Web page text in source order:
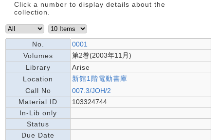
Click a number to display details about the
collection.
No.
0001
Volumes
第2巻(2003年11月)
Library
Arise
Location
新館1階電動書庫
Call No
007.3/JOH/2
Material ID
103324744
In-Lib only
Status
Due Date